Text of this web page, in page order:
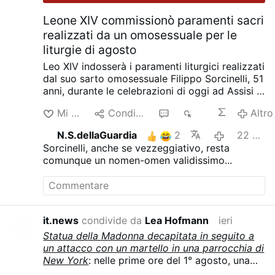
Leone XIV commissionò paramenti sacri
realizzati da un omosessuale per le
liturgie di agosto
Leo XIV indosserà i paramenti liturgici realizzati
dal suo sarto omosessuale Filippo Sorcinelli, 51
anni, durante le celebrazioni di oggi ad Assisi e
Sorcinelli in un’intervista rilasciata a Corriere.it
I paramenti di Assisi traggono
ispirazione dai dipinti della Porziuncola del XIII
e XIV secolo, mentre quelli di Rimini, realizzati
per un’Eucaristia in riva al mare, presentano
motivi a oblò che simboleggiano l’acqua come
fonte di vita. Sorcinelli afferma che ogni
specificatamente per il luogo e la liturgia in cui
verrà utilizzato. Ha incontrato per la prima
volta il futuro Papa quando era ancora
cardinale, per fargli provare una mitra
donatagli dai confratelli agostiniani di Vienna.
Mi piace Condividere
Altro
N.S.dellaGuardia
2
22 ore fa
Sorcinelli, anche se vezzeggiativo, resta
comunque un nomen-omen validissimo...
it.news condivide da Lea Hofmann
ieri
Statua della Madonna decapitata in seguito a
un attacco con un martello in una parrocchia di
New York: nelle prime ore del 1° agosto, una